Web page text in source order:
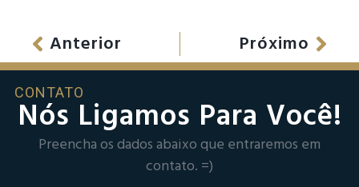
Anterior Próximo
CONTATO
Nós Ligamos Para Você!
Preencha os dados abaixo que entraremos em
contato. =)